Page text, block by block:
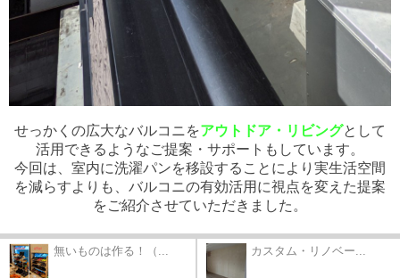
せっかくの広大なバルコニをアウトドア・リビングとして
活用できるようなご提案・サポートもしています。
今回は、室内に洗濯パンを移設することにより実生活空間
を減らすよりも、バルコニの有効活用に視点を変えた提案
をご紹介させていただきました。
無いものは作る！（... カスタム・リノベー...